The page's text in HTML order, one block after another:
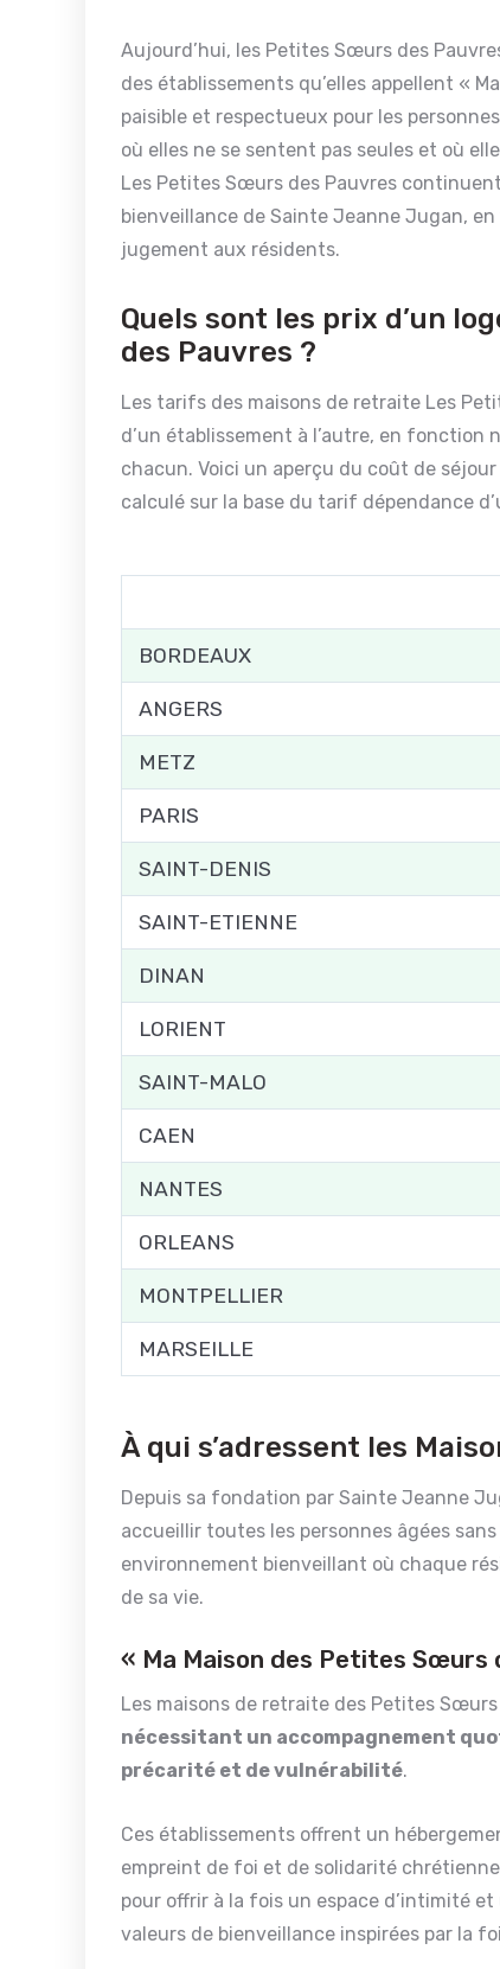
Aujourd’hui, les Petites Sœurs des
des établissements qu’elles appellent «
paisible et respectueux pour les
où elles ne se sentent pas seules et où
Les Petites Sœurs des Pauvres
bienveillance de Sainte Jeanne Jugan,
jugement aux résidents.
Quels sont les prix d’un
des Pauvres ?
Les tarifs des maisons de retraite Les
d’un établissement à l’autre, en
chacun. Voici un aperçu du coût de
calculé sur la base du tarif dépendance
BORDEAUX
ANGERS
METZ
PARIS
SAINT-DENIS
SAINT-ETIENNE
DINAN
LORIENT
SAINT-MALO
CAEN
NANTES
ORLEANS
MONTPELLIER
MARSEILLE
À qui s’adressent les
Depuis sa fondation par Sainte Jeanne
accueillir toutes les personnes âgées
environnement bienveillant où chaque
de sa vie.
« Ma Maison des Petites Sœurs
Les maisons de retraite des Petites
nécessitant un accompagnement
précarité et de vulnérabilité.
Ces établissements offrent un
empreint de foi et de solidarité
pour offrir à la fois un espace d’intimité
valeurs de bienveillance inspirées par la